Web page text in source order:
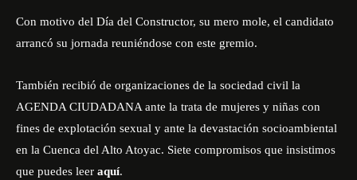
Con motivo del Día del Constructor, su mero mole, el candidato
arrancó su jornada reuniéndose con este gremio.
También recibió de organizaciones de la sociedad civil la
AGENDA CIUDADANA ante la trata de mujeres y niñas con
fines de explotación sexual y ante la devastación socioambiental
en la Cuenca del Alto Atoyac. Siete compromisos que insistimos
que puedes leer aquí.